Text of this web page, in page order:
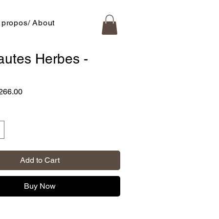
About
Herbes -
Sale
Add to Cart
Buy Now